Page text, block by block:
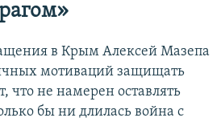
в Крым Алексей Мазепа
мотиваций защищать
что не намерен оставлять
бы ни длилась война с